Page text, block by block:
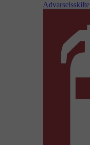
Advarselsskilte